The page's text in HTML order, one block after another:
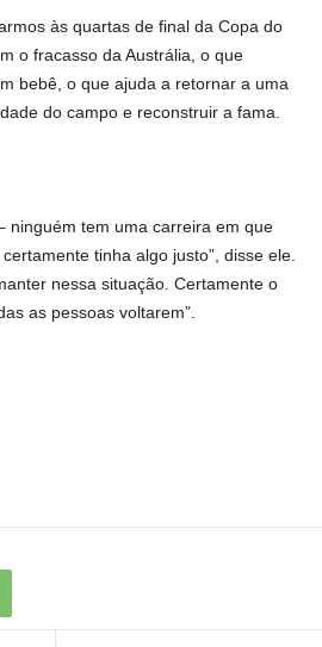
às quartas de final da Copa do
o fracasso da Austrália, o que
bebê, o que ajuda a retornar a uma
do campo e reconstruir a fama.
ninguém tem uma carreira em que
tinha algo justo”, disse ele.
nessa situação. Certamente o
as pessoas voltarem”.